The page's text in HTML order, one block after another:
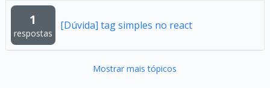
1
respostas
[Dúvida] tag simples no react
Mostrar mais tópicos